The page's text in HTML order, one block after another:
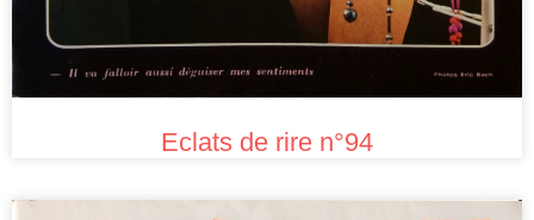
Eclats de rire n°94